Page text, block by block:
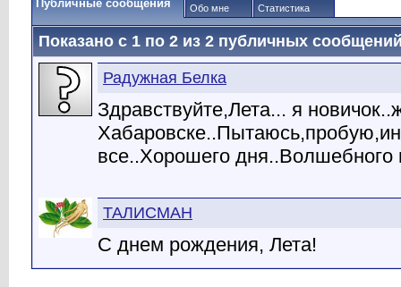
Публичные сообщения Обо мне Статистика
Показано с 1 по 2 из 2 публичных
Радужная Белка
Здравствуйте,Лета... я
все..Хорошего дня..Волшебного
ТАЛИСМАН
С днем рождения, Лета!